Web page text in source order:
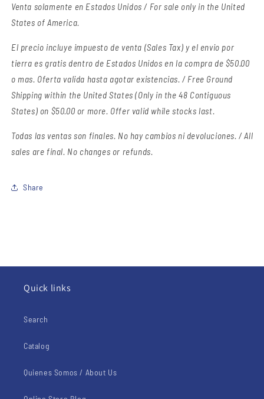
Venta solamente en Estados Unidos / For sale only in the United
States of America.
El precio incluye impuesto de venta (Sales Tax) y el envio por
tierra es gratis dentro de Estados Unidos en la compra de $50.00
o mas. Oferta valida hasta agotar existencias. / Free Ground
Shipping within the United States (Only in the 48 Contiguous
States) on $50.00 or more. Offer valid while stocks last.
Todas las ventas son finales. No hay cambios ni devoluciones. / All
sales are final. No changes or refunds.
Share
Quick links
Search
Catalog
Quienes Somos / About Us